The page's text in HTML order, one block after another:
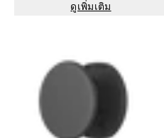
ดูเพิ่มเติม